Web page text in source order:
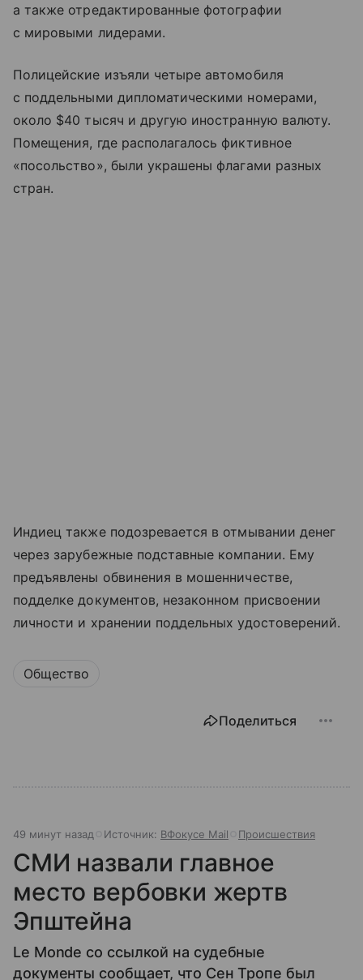
а также отредактированные фотографии
с мировыми лидерами.
Полицейские изъяли четыре автомобиля
с поддельными дипломатическими номерами,
около $40 тысяч и другую иностранную валюту.
Помещения, где располагалось фиктивное
«посольство», были украшены флагами разных
стран.
Индиец также подозревается в отмывании денег
через зарубежные подставные компании. Ему
предъявлены обвинения в мошенничестве,
подделке документов, незаконном присвоении
личности и хранении поддельных удостоверений.
Общество
Поделиться
49 минут назад Источник: ВФокусе Mail Происшествия
СМИ назвали главное
место вербовки жертв
Эпштейна
Le Monde со ссылкой на судебные
документы сообщает, что Сен Тропе был